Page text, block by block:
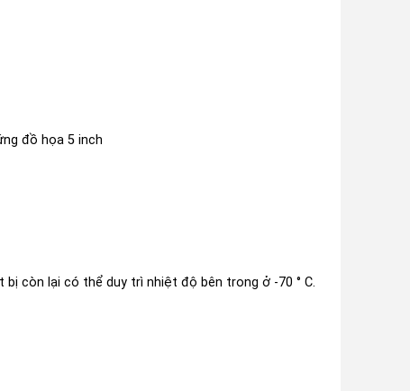
đồ họa 5 inch
còn lại có thể duy trì nhiệt độ bên trong ở -70 ° C.